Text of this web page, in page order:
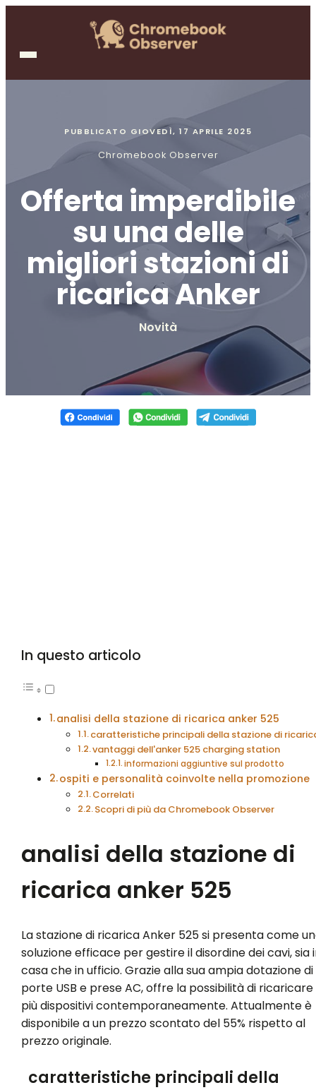
PUBBLICATO GIOVEDÌ, 17 APRILE 2025
Chromebook Observer
Offerta imperdibile
su una delle
migliori stazioni di
ricarica Anker
Novità
In questo articolo
analisi della stazione di ricarica anker 525
caratteristiche principali della stazione di
vantaggi dell'anker 525 charging station
informazioni aggiuntive sul prodotto
ospiti e personalità coinvolte nella promozione
Correlati
Scopri di più da Chromebook Observer
analisi della stazione di
ricarica anker 525
La stazione di ricarica Anker 525 si presenta come
soluzione efficace per gestire il disordine dei cavi, sia
casa che in ufficio. Grazie alla sua ampia dotazione di
porte USB e prese AC, offre la possibilità di ricaricare
più dispositivi contemporaneamente. Attualmente è
disponibile a un prezzo scontato del 55% rispetto al
prezzo originale.
caratteristiche principali della